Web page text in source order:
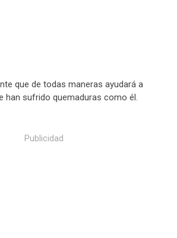
que de todas maneras ayudará a
han sufrido quemaduras como él.
Publicidad